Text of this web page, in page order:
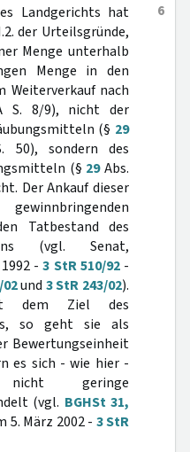
6
Landgerichts hat
der Urteilsgründe,
Menge unterhalb
Menge in den
Weiterverkauf nach
S. 8/9), nicht der
(§ 29
50), sondern des
(§ 29Abs.
Der Ankauf dieser
Tatbestand des
(vgl. Senat,
1992 -3 StR 510/92-
und 3 StR 243/02).
dem Ziel des
so geht sie als
Bewertungseinheit
es sich - wie hier -
geringe
(vgl. BGHSt 31,
5. März 2002 - 3 StR